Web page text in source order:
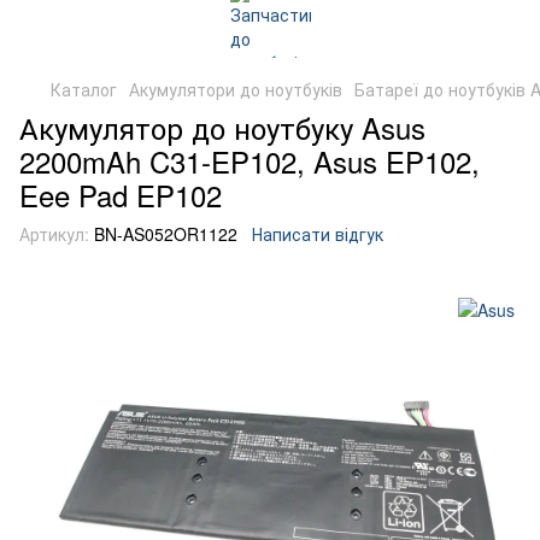
Каталог Акумулятори до ноутбуків Батареї до ноутбуків
Акумулятор до ноутбуку Asus
2200mAh C31-EP102, Asus EP102,
Eee Pad EP102
Артикул: BN-AS052OR1122 Написати відгук